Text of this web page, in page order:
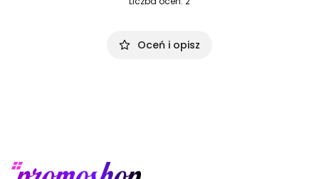
Oceń i opisz